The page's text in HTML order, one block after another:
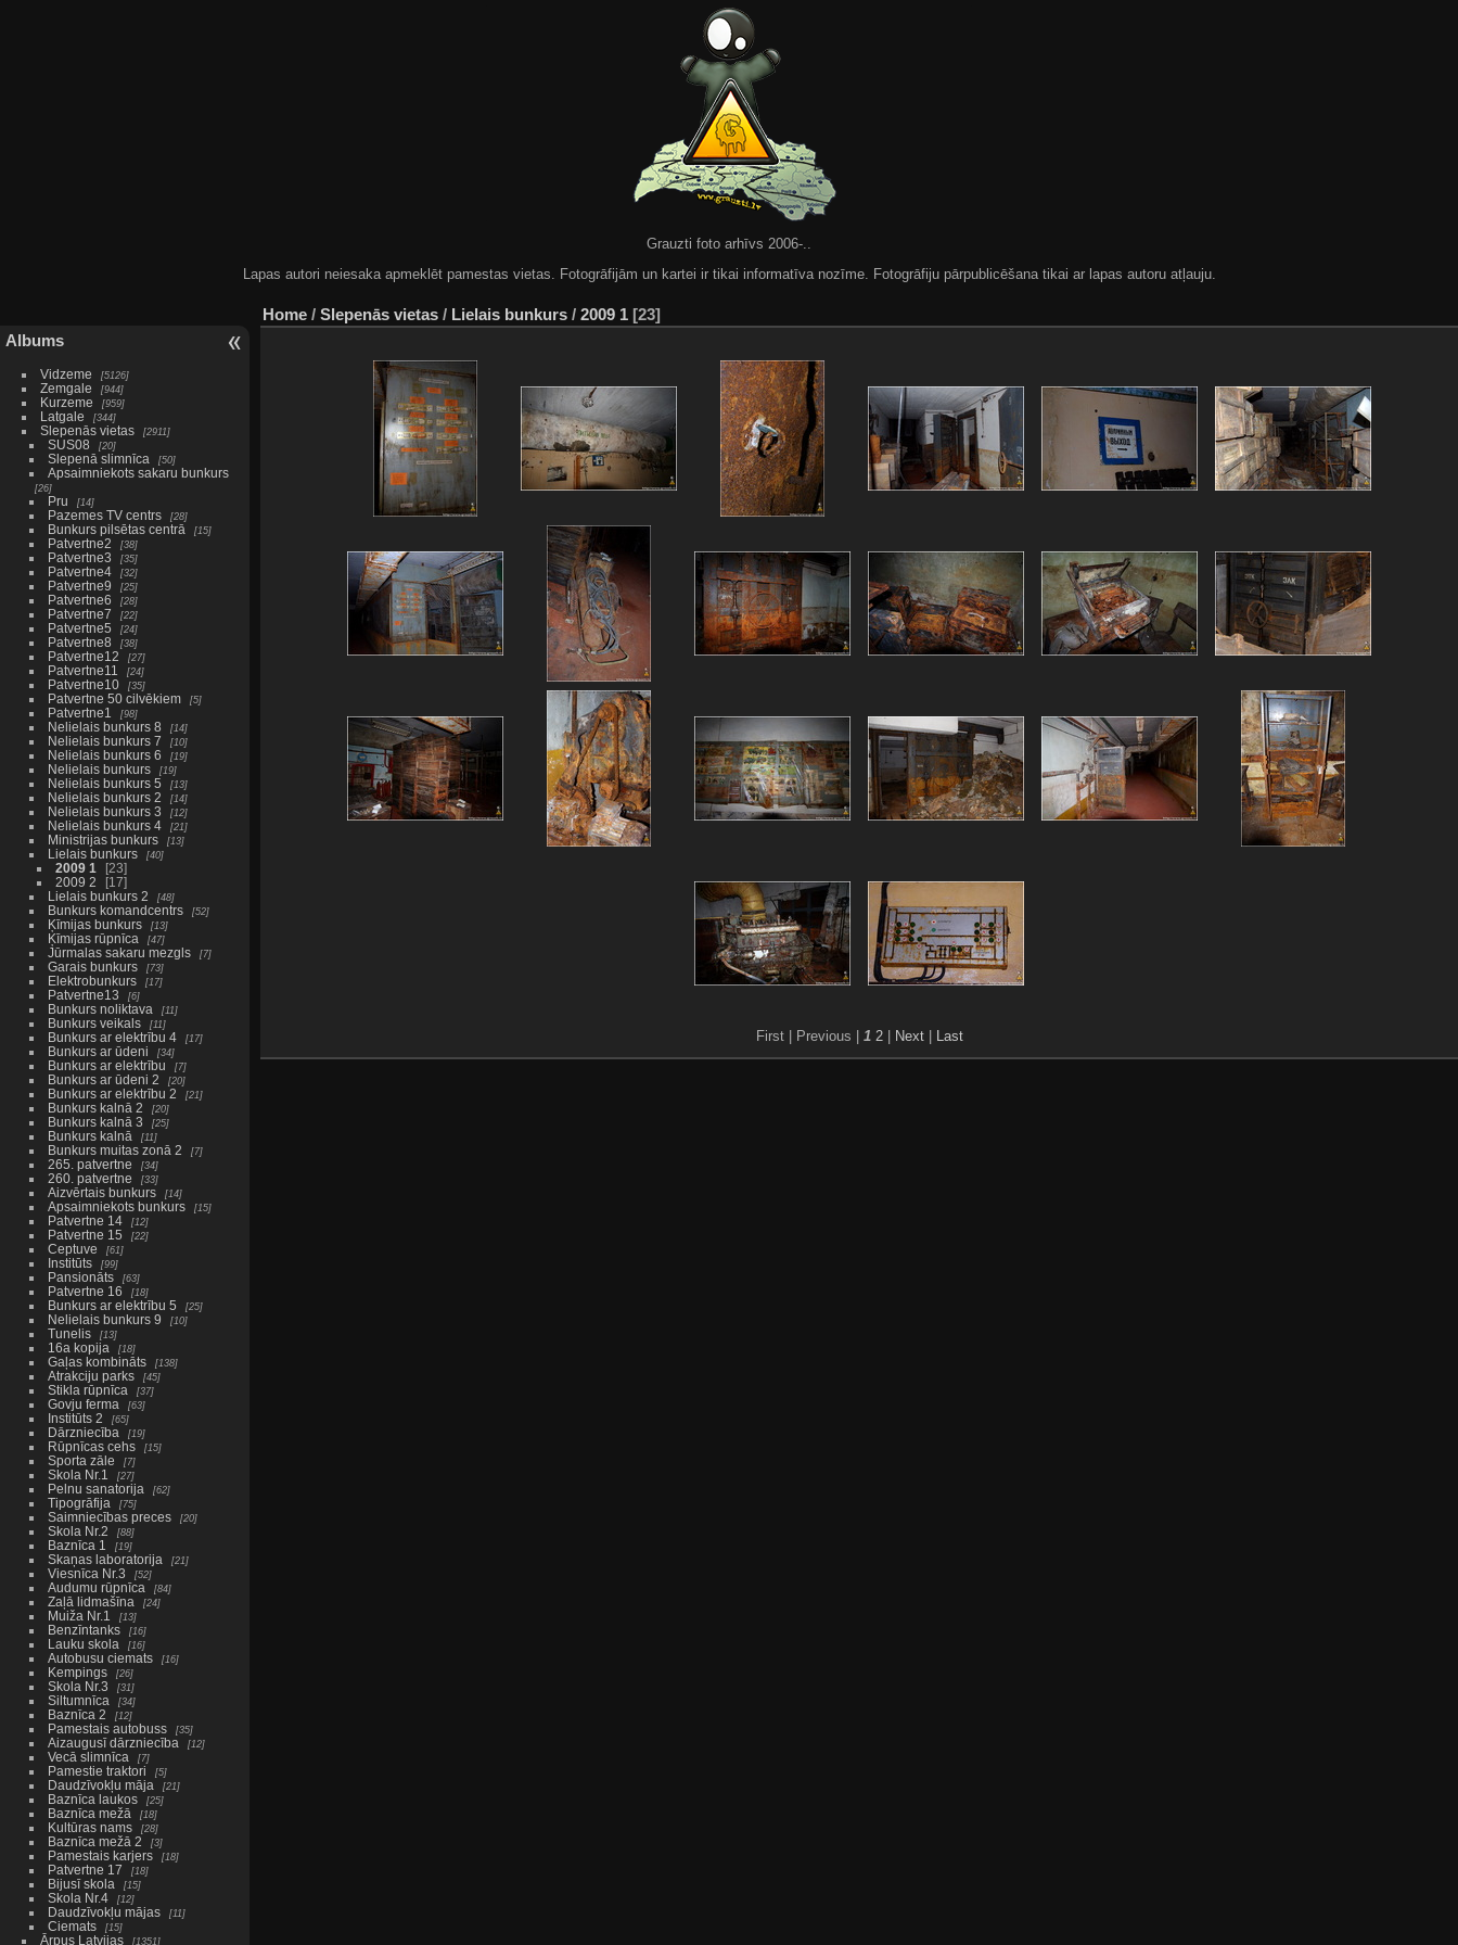
Grauzti foto arhīvs 2006-..
Lapas autori neiesaka apmeklēt pamestas vietas. Fotogrāfijām un kartei ir tikai informatīva nozīme. Fotogrāfiju pārpublicēšana tikai ar lapas autoru atļauju.
Albums
Vidzeme 5126
Zemgale 944
Kurzeme 959
Latgale 344
Slepenās vietas 2911
SUS08 20
Slepenā slimnīca 50
Apsaimniekots sakaru bunkurs
26
Pru 14
Pazemes TV centrs 28
Bunkurs pilsētas centrā 15
Patvertne2 38
Patvertne3 35
Patvertne4 32
Patvertne9 25
Patvertne6 28
Patvertne7 22
Patvertne5 24
Patvertne8 38
Patvertne12 27
Patvertne11 24
Patvertne10 35
Patvertne 50 cilvēkiem 5
Patvertne1 98
Nelielais bunkurs 8 14
Nelielais bunkurs 7 10
Nelielais bunkurs 6 19
Nelielais bunkurs 19
Nelielais bunkurs 5 13
Nelielais bunkurs 2 14
Nelielais bunkurs 3 12
Nelielais bunkurs 4 21
Ministrijas bunkurs 13
Lielais bunkurs 40
2009 1
23
2009 2
17
Lielais bunkurs 2
48
Bunkurs komandcentrs 52
Ķīmijas bunkurs 13
Ķīmijas rūpnīca 47
Jūrmalas sakaru mezgls 7
Garais bunkurs 73
Elektrobunkurs 17
Patvertne13 6
Bunkurs noliktava 11
Bunkurs veikals 11
Bunkurs ar elektrību 4 17
Bunkurs ar ūdeni 34
Bunkurs ar elektrību 7
Bunkurs ar ūdeni 2 20
Bunkurs ar elektrību 2 21
Bunkurs kalnā 2 20
Bunkurs kalnā 3 25
Bunkurs kalnā 11
Bunkurs muitas zonā 2 7
265. patvertne 34
260. patvertne 33
Aizvērtais bunkurs 14
Apsaimniekots bunkurs 15
Patvertne 14 12
Patvertne 15 22
Ceptuve 61
Institūts 99
Pansionāts 63
Patvertne 16 18
Bunkurs ar elektrību 5 25
Nelielais bunkurs 9 10
Tunelis 13
16a kopija 18
Gaļas kombināts 138
Atrakciju parks 45
Stikla rūpnīca 37
Govju ferma 63
Institūts 2 65
Dārzniecība 19
Rūpnīcas cehs 15
Sporta zāle 7
Skola Nr.1 27
Pelnu sanatorija 62
Tipogrāfija 75
Saimniecības preces 20
Skola Nr.2 88
Baznīca 1 19
Skaņas laboratorija 21
Viesnīca Nr.3 52
Audumu rūpnīca 84
Zaļā lidmašīna 24
Muiža Nr.1 13
Benzīntanks 16
Lauku skola 16
Autobusu ciemats 16
Kempings 26
Skola Nr.3 31
Siltumnīca 34
Baznīca 2 12
Pamestais autobuss 35
Aizaugusī dārzniecība 12
Vecā slimnīca 7
Pamestie traktori 5
Daudzīvokļu māja 21
Baznīca laukos 25
Baznīca mežā 18
Kultūras nams 28
Baznīca mežā 2 3
Pamestais karjers 18
Patvertne 17 18
Bijusī skola 15
Skola Nr.4 12
Daudzīvokļu mājas 11
Ciemats 15
Ārpus Latvijas 1351
Home / Slepenās vietas / Lielais bunkurs / 2009 1 23
First | Previous | 1 2 Next Last